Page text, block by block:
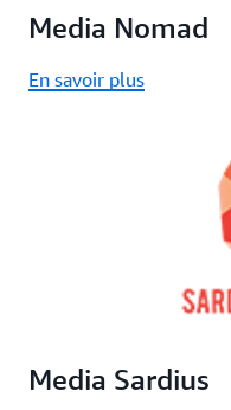
Media Nomad
En savoir plus
Media Sardius